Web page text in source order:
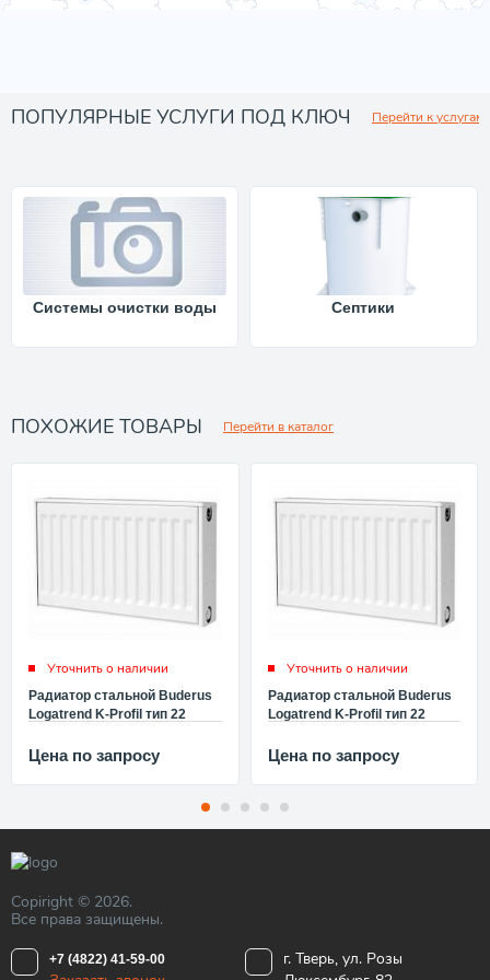
ПОПУЛЯРНЫЕ УСЛУГИ ПОД КЛЮЧ Перейти к услугам
Системы очистки воды Септики
ПОХОЖИЕ ТОВАРЫ Перейти в каталог
Уточнить о наличии
Радиатор стальной Buderus
Logatrend K-Profil тип 22
подключением Будерус
Цена по запросу
Уточнить о наличии
Радиатор стальной Buderus
Logatrend K-Profil тип 22
подключением Будерус
Цена по запросу
Copiright © 2026.
Все права защищены.
+7 (4822) 41-59-00
г. Тверь, ул. Розы